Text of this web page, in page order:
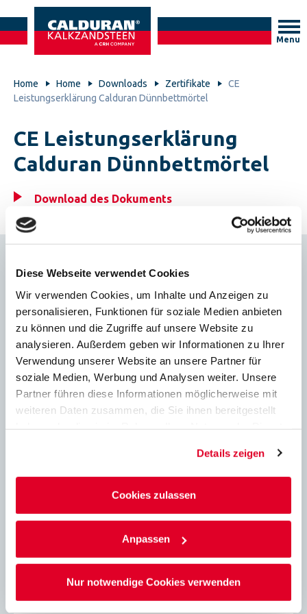
Diese Webseite verwendet Cookies
Wir verwenden Cookies, um Inhalte und Anzeigen zu
personalisieren, Funktionen für soziale Medien anbieten
zu können und die Zugriffe auf unsere Website zu
analysieren. Außerdem geben wir Informationen zu Ihrer
Verwendung unserer Website an unsere Partner für
soziale Medien, Werbung und Analysen weiter. Unsere
Partner führen diese Informationen möglicherweise mit
weiteren Daten zusammen, die Sie ihnen bereitgestellt
Details zeigen
Cookies zulassen
Anpassen
Nur notwendige Cookies verwenden
Menu
Home Home Downloads Zertifikate
CE
Leistungserklärung Calduran Dünnbettmörtel
CE Leistungserklärung
Calduran Dünnbettmörtel
Download des Dokuments
Brandschutz kalkzandsteine
Ton
konstruktiv
Verarbeitung